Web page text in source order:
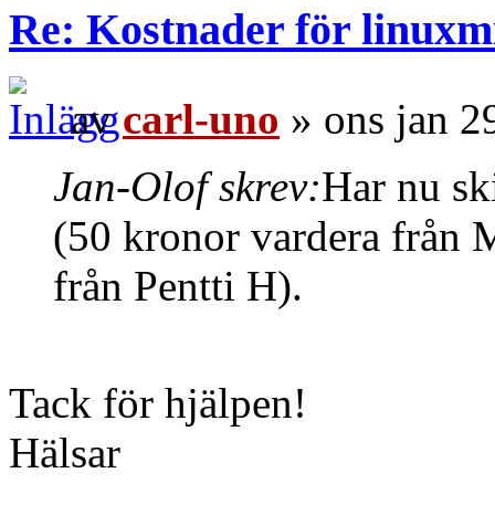
Re: Kostnader för
avcarl-uno » ons jan
Jan-Olof skrev:Har nu
(50 kronor vardera från
från Pentti H).
Tack för hjälpen!
Hälsar